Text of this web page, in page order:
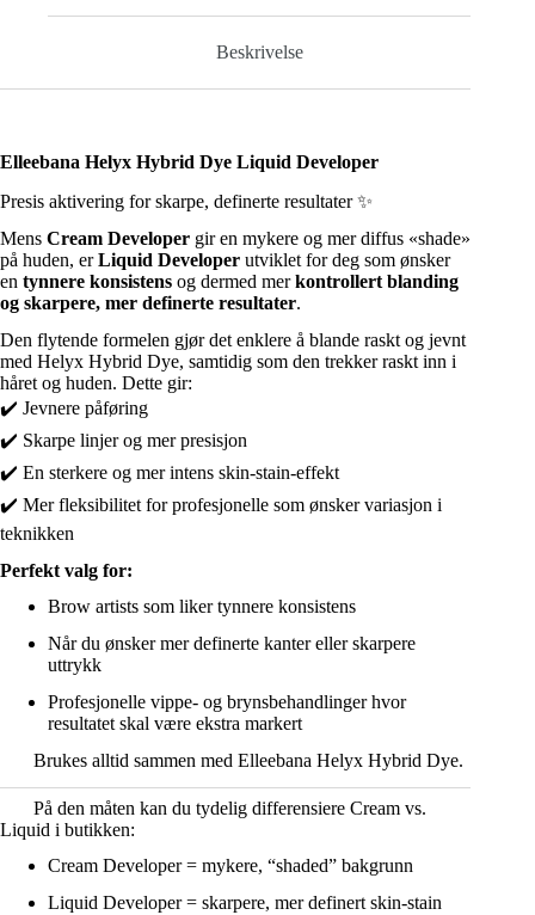
Beskrivelse
Elleebana Helyx Hybrid Dye Liquid Developer
Presis aktivering for skarpe, definerte resultater ✨
Mens Cream Developer gir en mykere og mer diffus «shade»
på huden, erLiquid Developer utviklet for deg som ønsker
en tynnere konsistens og dermed merkontrollert blanding
og skarpere, mer definerte resultater.
Den flytende formelen gjør det enklere å blande raskt og jevnt
med Helyx Hybrid Dye, samtidig som den trekker raskt inn i
håret og huden. Dette gir:
✔️ Jevnere påføring
✔️ Skarpe linjer og mer presisjon
✔️ En sterkere og mer intens skin-stain-effekt
✔️ Mer fleksibilitet for profesjonelle som ønsker variasjon i
teknikken
Perfekt valg for:
Brow artists som liker tynnere konsistens
Når du ønsker mer definerte kanter eller skarpere
uttrykk
Profesjonelle vippe- og brynsbehandlinger hvor
resultatet skal være ekstra markert
Brukes alltid sammen med Elleebana Helyx Hybrid Dye.
På den måten kan du tydelig differensiere Cream vs.
Liquid i butikken:
Cream Developer = mykere, “shaded” bakgrunn
Liquid Developer = skarpere, mer definert skin-stain